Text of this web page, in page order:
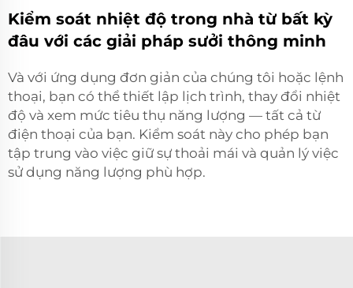
Kiểm soát nhiệt độ trong nhà từ bất kỳ
đâu với các giải pháp sưởi thông minh
Và với ứng dụng đơn giản của chúng tôi hoặc lệnh
thoại, bạn có thể thiết lập lịch trình, thay đổi nhiệt
độ và xem mức tiêu thụ năng lượng — tất cả từ
điện thoại của bạn. Kiểm soát này cho phép bạn
tập trung vào việc giữ sự thoải mái và quản lý việc
sử dụng năng lượng phù hợp.